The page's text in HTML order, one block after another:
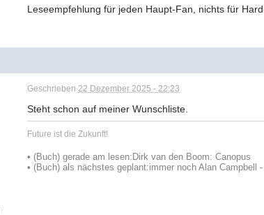
Leseempfehlung für jeden Haupt-Fan, nichts für
Geschrieben22 Dezember 2025 - 22:23
Steht schon auf meiner Wunschliste.
Future ist die Zukunft!
• (Buch) gerade am lesen: Dirk van den Boom: Canopus
• (Buch) als nächstes geplant:immer noch Alan Campbell